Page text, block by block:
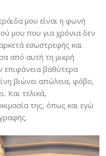
μου είναι η φωνή
μου που για χρόνια δεν
εσωστρεφής και
από αυτή τη μικρή
βαθύτερα
βιώνει απώλεια, φόβο,
Και τελικά,
της, όπως και εγώ